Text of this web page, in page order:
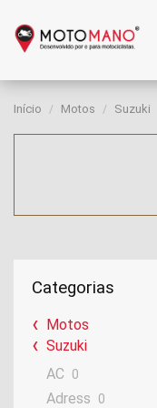
Início Motos Suzuki
Categorias
Motos
Suzuki
AC
0
Adress 0